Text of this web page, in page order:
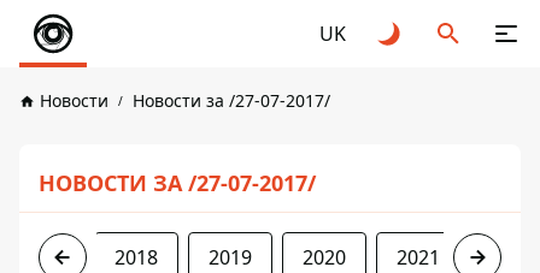
UK
Новости Новости за /27-07-2017/
НОВОСТИ ЗА /27-07-2017/
2017 2018 2019 2020 2021 2022